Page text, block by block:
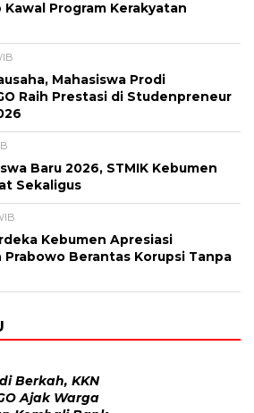
Kawal Program Kerakyatan
Mahasiswa Prodi
Raih Prestasi di Studenpreneur
Baru 2026, STMIK Kebumen
Sekaligus
Kebumen Apresiasi
Berantas Korupsi Tanpa
Berkah, KKN
Ajak Warga